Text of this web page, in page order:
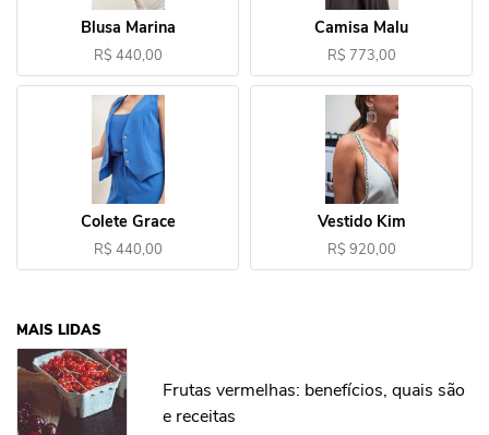
Blusa Marina
R$ 440,00
Camisa Malu
R$ 773,00
Colete Grace
R$ 440,00
Vestido Kim
R$ 920,00
MAIS LIDAS
Frutas vermelhas: benefícios, quais são
e receitas